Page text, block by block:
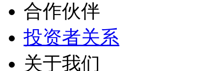
合作伙伴
投资者关系
关于我们